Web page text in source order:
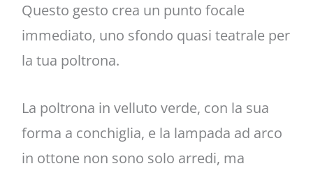
Questo gesto crea un punto focale
immediato, uno sfondo quasi teatrale per
la tua poltrona.
La poltrona in velluto verde, con la sua
forma a conchiglia, e la lampada ad arco
in ottone non sono solo arredi, ma